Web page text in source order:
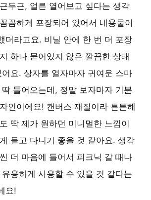
두근, 얼른 열어보고 싶다는 생각
꼼하게 포장되어 있어서 내용물이
더라고요. 비닐 안에 한 번 더 포장
하나 묻어있지 않은 깔끔한 상태
어요. 상자를 열자마자 귀여운 스마
들어오는데, 정말 보자마자 기분
인이에요! 캔버스 재질이라 튼튼해
딱 제가 원하던 미니멀한 느낌이
들고 다니기 좋을 것 같아요. 생각
더 마음에 들어서 피크닉 갈 때나
용하게 사용할 수 있을 것 같다는
요!